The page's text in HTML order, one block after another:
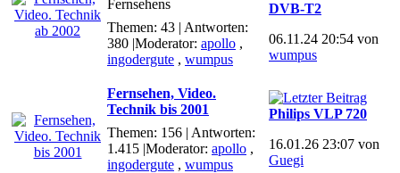
Fernsehens
Themen: 43 | Antworten:
380 |Moderator: apollo ,
ingodergute , wumpus
DVB-T2
06.11.24 20:54 von
wumpus
Fernsehen, Video.
Technik bis 2001
Themen: 156 | Antworten:
1.415 |Moderator: apollo ,
ingodergute , wumpus
Philips VLP 720
16.01.26 23:07 von
Guegi